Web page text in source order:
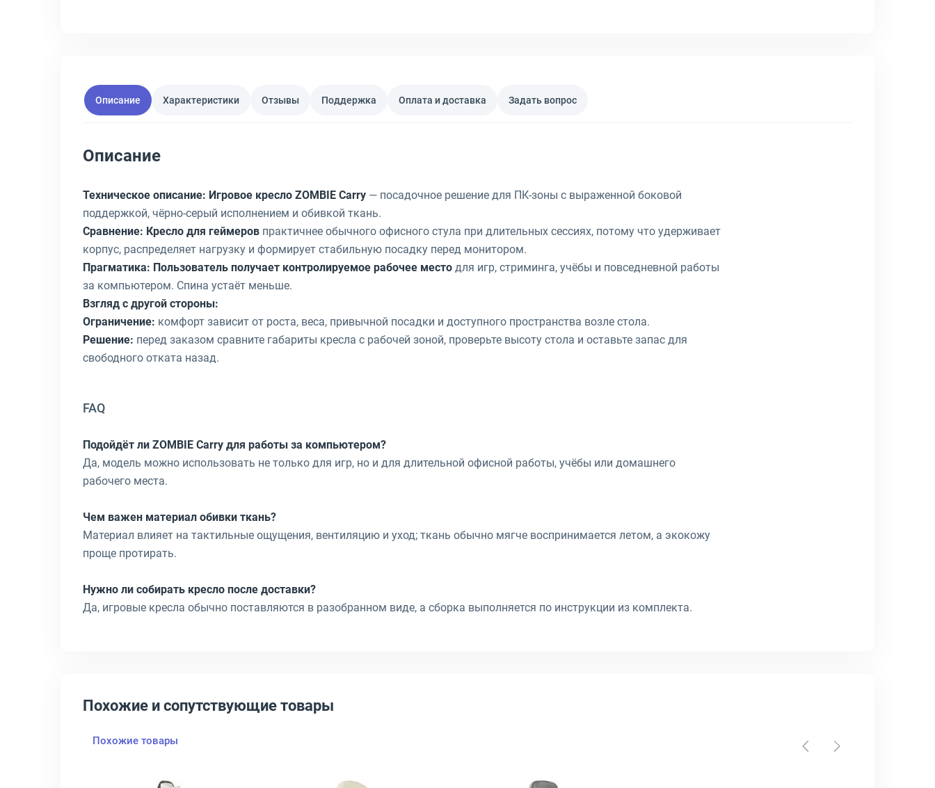
Описание Характеристики Отзывы Поддержка Оплата и доставка Задать вопрос
Описание
Техническое описание: Игровое кресло ZOMBIE Carry — посадочное решение для ПК-зоны с выраженной боковой
поддержкой, чёрно-серый исполнением и обивкой ткань.
Сравнение: Кресло для геймеров практичнее обычного офисного стула при длительных сессиях, потому что удерживает
корпус, распределяет нагрузку и формирует стабильную посадку перед монитором.
Прагматика: Пользователь получает контролируемое рабочее место для игр, стриминга, учёбы и повседневной работы
за компьютером. Спина устаёт меньше.
Взгляд с другой стороны:
Ограничение: комфорт зависит от роста, веса, привычной посадки и доступного пространства возле стола.
Решение: перед заказом сравните габариты кресла с рабочей зоной, проверьте высоту стола и оставьте запас для
свободного отката назад.
FAQ
Подойдёт ли ZOMBIE Carry для работы за компьютером?
Да, модель можно использовать не только для игр, но и для длительной офисной работы, учёбы или домашнего
рабочего места.
Чем важен материал обивки ткань?
Материал влияет на тактильные ощущения, вентиляцию и уход; ткань обычно мягче воспринимается летом, а экокожу
проще протирать.
Нужно ли собирать кресло после доставки?
Да, игровые кресла обычно поставляются в разобранном виде, а сборка выполняется по инструкции из комплекта.
Похожие и сопутствующие товары
Похожие товары